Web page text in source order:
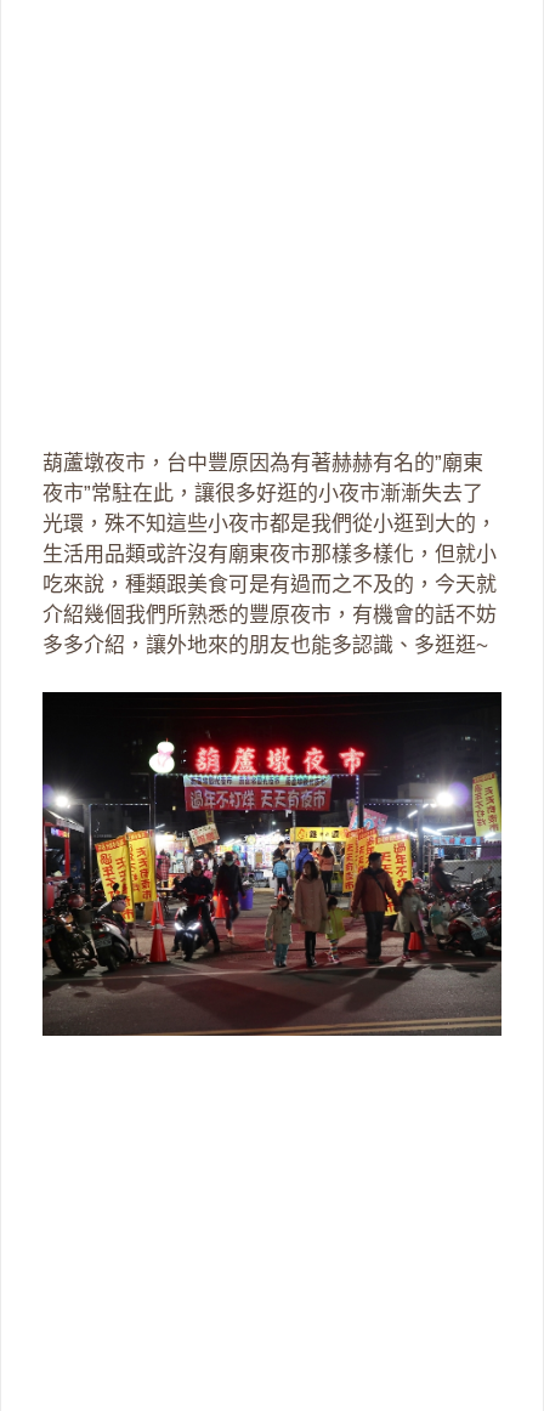
葫蘆墩夜市，台中豐原因為有著赫赫有名的”廟東
夜市”常駐在此，讓很多好逛的小夜市漸漸失去了
光環，殊不知這些小夜市都是我們從小逛到大的，
生活用品類或許沒有廟東夜市那樣多樣化，但就小
吃來說，種類跟美食可是有過而之不及的，今天就
介紹幾個我們所熟悉的豐原夜市，有機會的話不妨
多多介紹，讓外地來的朋友也能多認識、多逛逛~